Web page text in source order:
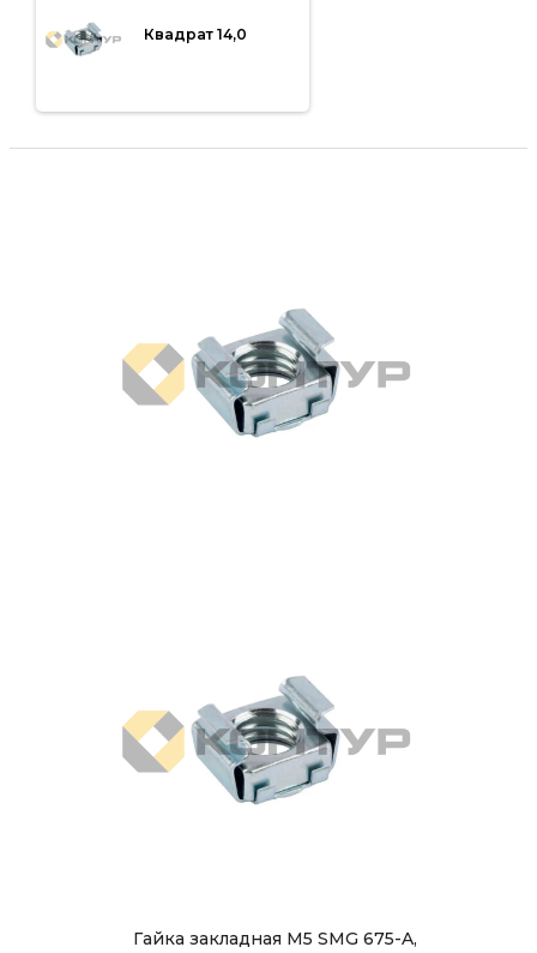
Квадрат 14,0
Гайка закладная М5 SMG 675-A,